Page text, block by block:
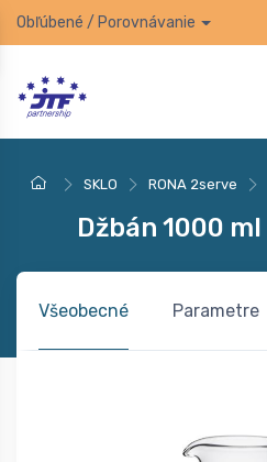
Obľúbené / Porovnávanie
SKLO RONA 2serve
Džbán 1000
Všeobecné Parametre